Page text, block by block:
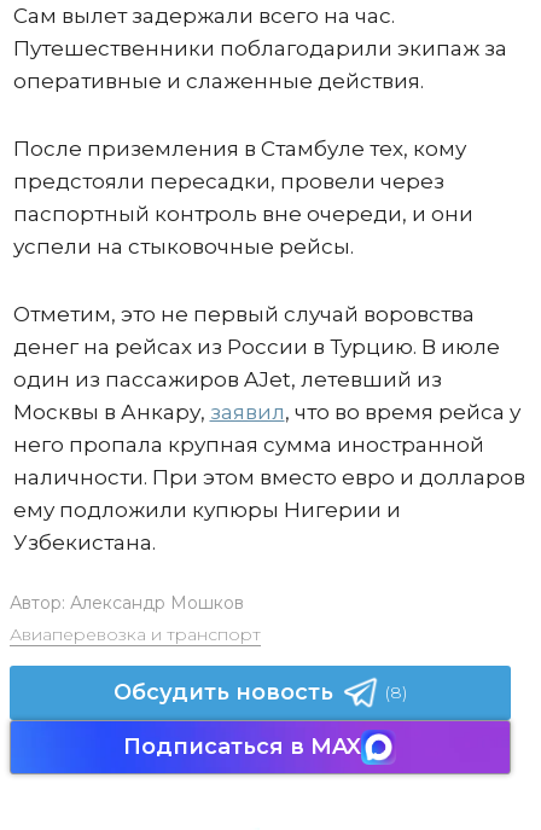
Сам вылет задержали всего на час.
Путешественники поблагодарили экипаж за
оперативные и слаженные действия.
После приземления в Стамбуле тех, кому
предстояли пересадки, провели через
паспортный контроль вне очереди, и они
успели на стыковочные рейсы.
Отметим, это не первый случай воровства
денег на рейсах из России в Турцию. В июле
один из пассажиров AJet, летевший из
Москвы в Анкару, заявил, что во время рейса у
него пропала крупная сумма иностранной
наличности. При этом вместо евро и долларов
ему подложили купюры Нигерии и
Узбекистана.
Автор: Александр Мошков
Авиаперевозка и транспорт
Обсудить новость (8)
Подписаться в MAX